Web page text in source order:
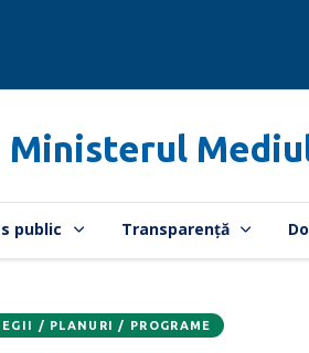
Ministerul
public Transparență
/ PLANURI / PROGRAME